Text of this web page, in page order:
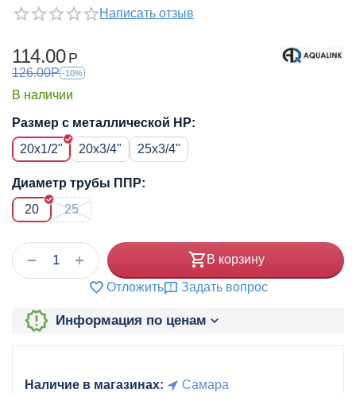
Написать отзыв
114.00 Р
126.00Р -10%
В наличии
Размер с металлической НР:
20x1/2"
20x3/4" 25x3/4"
Диаметр трубы ППР:
20
25
+
− В корзину
Отложить Задать вопрос
Информация по ценам
Наличие в магазинах:
Самара